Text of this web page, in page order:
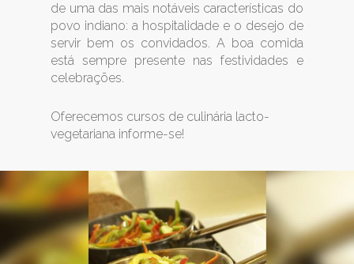
de uma das mais notáveis características do
povo indiano: a hospitalidade e o desejo de
servir bem os convidados. A boa comida
está sempre presente nas festividades e
celebrações.
Oferecemos cursos de culinária lacto-
vegetariana informe-se!